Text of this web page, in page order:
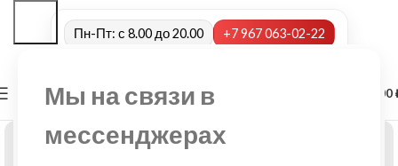
Мы на связи в
мессенджерах
Пн-Пт: с 8.00 до 20.00 +7 967 063-02-22
МЕНЮ 0,00